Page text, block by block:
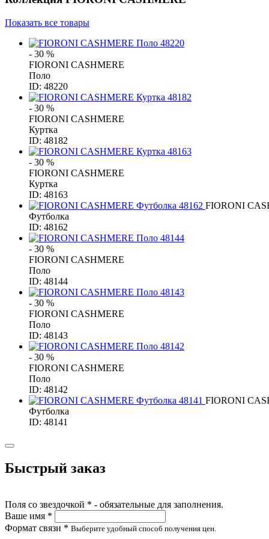
Показать все товары
- 30 %
FIORONI CASHMERE
Поло
ID: 48220
- 30 %
FIORONI CASHMERE
Куртка
ID: 48182
- 30 %
FIORONI CASHMERE
Куртка
ID: 48163
FIORONI
Футболка
ID: 48162
- 30 %
FIORONI CASHMERE
Поло
ID: 48144
- 30 %
FIORONI CASHMERE
Поло
ID: 48143
- 30 %
FIORONI CASHMERE
Поло
ID: 48142
FIORONI
Футболка
ID: 48141
Быстрый заказ
Поля со звездочкой * - обязательные для заполнения.
Ваше имя *
Формат связи * Выберите удобный способ получения цен.